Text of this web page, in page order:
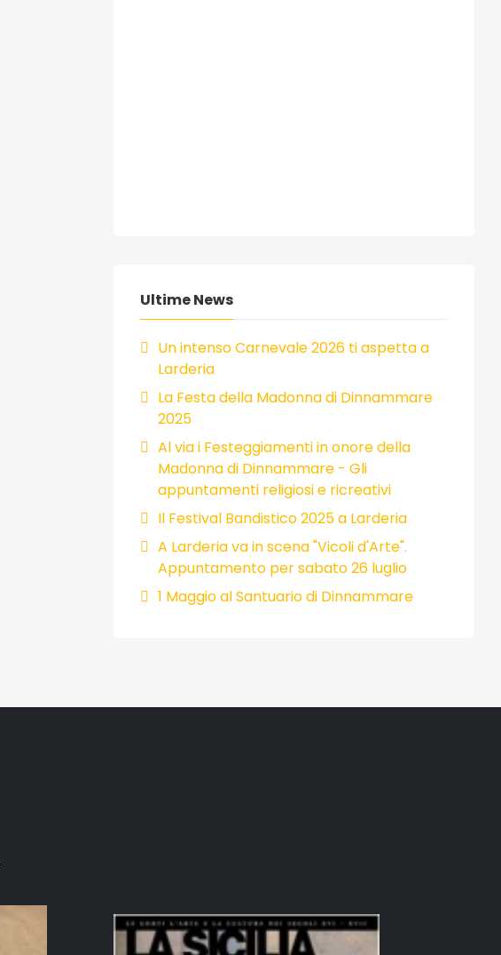
Ultime News
Un intenso Carnevale 2026 ti aspetta a
Larderia
La Festa della Madonna di Dinnammare
2025
Al via i Festeggiamenti in onore della
Madonna di Dinnammare - Gli
appuntamenti religiosi e ricreativi
Il Festival Bandistico 2025 a Larderia
A Larderia va in scena "Vicoli d'Arte".
Appuntamento per sabato 26 luglio
1 Maggio al Santuario di Dinnammare